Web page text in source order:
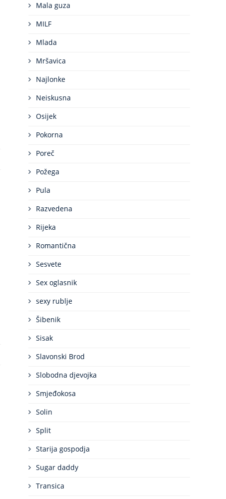
Mala guza
MILF
Mlada
Mršavica
Najlonke
Neiskusna
Osijek
Pokorna
Poreč
Požega
Pula
Razvedena
Rijeka
Romantična
Sesvete
Sex oglasnik
sexy rublje
Šibenik
Sisak
Slavonski Brod
Slobodna djevojka
Smjeđokosa
Solin
Split
Starija gospodja
Sugar daddy
Transica